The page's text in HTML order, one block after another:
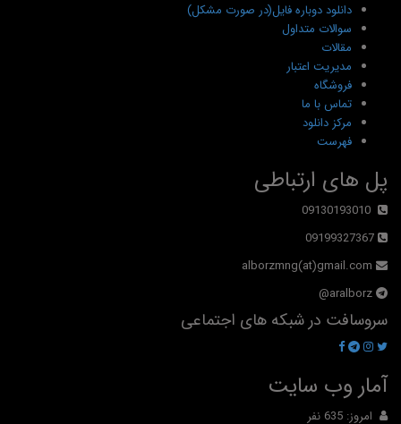
دانلود دوباره فایل(در صورت مشکل)
سوالات متداول
مقالات
مدیریت اعتبار
فروشگاه
تماس با ما
مرکز دانلود
فهرست
پل های ارتباطی
09130193010
09199327367
alborzmng(at)gmail.com
aralborz@
سروسافت در شبکه های اجتماعی
آمار وب سایت
امروز: 635 نفر